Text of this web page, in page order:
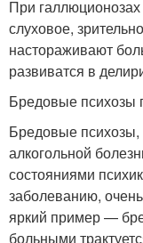
При
слуховое,
настораживают
развиватся в
Бредовые психозы
Бредовые
алкогольной
состояниями
заболеванию,
яркий пример —
больными